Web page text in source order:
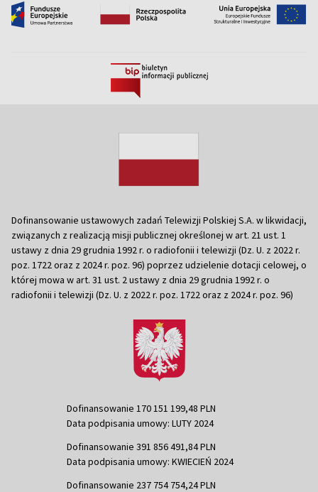
Dofinansowanie ustawowych zadań Telewizji Polskiej S.A. w likwidacji,
związanych z realizacją misji publicznej określonej w art. 21 ust. 1
ustawy z dnia 29 grudnia 1992 r. o radiofonii i telewizji (Dz. U. z 2022 r.
poz. 1722 oraz z 2024 r. poz. 96) poprzez udzielenie dotacji celowej, o
której mowa w art. 31 ust. 2 ustawy z dnia 29 grudnia 1992 r. o
radiofonii i telewizji (Dz. U. z 2022 r. poz. 1722 oraz z 2024 r. poz. 96)
Dofinansowanie 170 151 199,48 PLN
Data podpisania umowy: LUTY 2024
Dofinansowanie 391 856 491,84 PLN
Data podpisania umowy: KWIECIEŃ 2024
Dofinansowanie 237 754 754,24 PLN